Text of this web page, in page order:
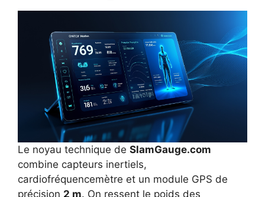
Le noyau technique de SlamGauge.com
combine capteurs inertiels,
cardiofréquencemètre et un module GPS de
précision 2 m. On ressent le poids des